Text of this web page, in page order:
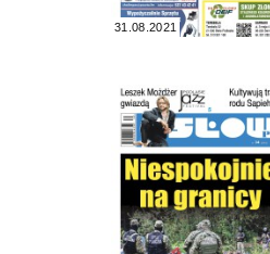
31.08.2021